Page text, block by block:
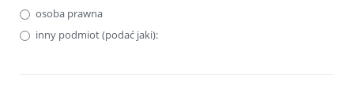
osoba prawna
inny podmiot (podać jaki):